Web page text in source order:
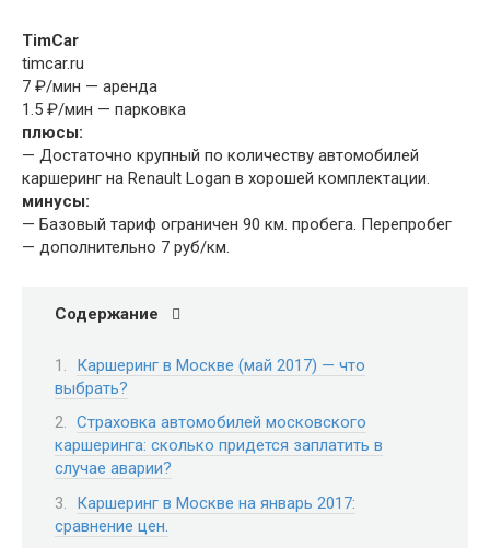
TimCar
timcar.ru
7 ₽/мин — аренда
1.5 ₽/мин — парковка
плюсы:
— Достаточно крупный по количеству автомобилей
каршеринг на Renault Logan в хорошей комплектации.
минусы:
— Базовый тариф ограничен 90 км. пробега. Перепробег
— дополнительно 7 руб/км.
Содержание
Каршеринг в Москве (май 2017) — что
выбрать?
Страховка автомобилей московского
каршеринга: сколько придется заплатить в
случае аварии?
Каршеринг в Москве на январь 2017:
сравнение цен.